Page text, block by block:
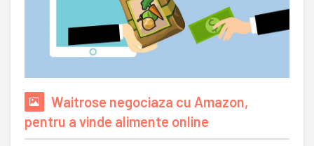
Waitrose negociaza cu Amazon,
pentru a vinde alimente online